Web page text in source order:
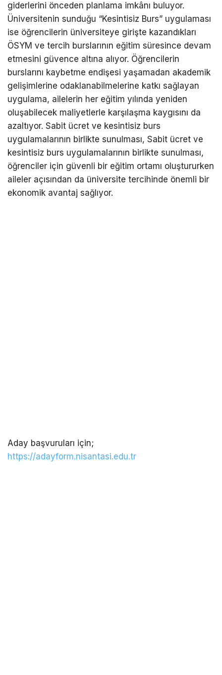
giderlerini önceden planlama imkânı buluyor.
Üniversitenin sunduğu “Kesintisiz Burs” uygulaması
ise öğrencilerin üniversiteye girişte kazandıkları
ÖSYM ve tercih burslarının eğitim süresince devam
etmesini güvence altına alıyor. Öğrencilerin
burslarını kaybetme endişesi yaşamadan akademik
gelişimlerine odaklanabilmelerine katkı sağlayan
uygulama, ailelerin her eğitim yılında yeniden
oluşabilecek maliyetlerle karşılaşma kaygısını da
azaltıyor. Sabit ücret ve kesintisiz burs
uygulamalarının birlikte sunulması, Sabit ücret ve
kesintisiz burs uygulamalarının birlikte sunulması,
öğrenciler için güvenli bir eğitim ortamı oluştururken
aileler açısından da üniversite tercihinde önemli bir
ekonomik avantaj sağlıyor.
Aday başvuruları için;
https://adayform.nisantasi.edu.tr